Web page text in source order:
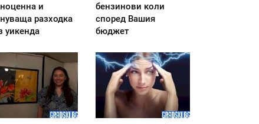
и
разходка
уикенда
бензинови коли
според Вашия
бюджет